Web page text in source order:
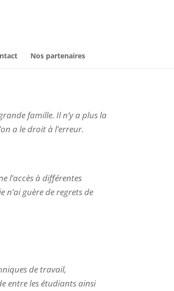
Nos partenaires
famille. Il n’y a plus la
a le droit à l’erreur.
l’accès à différentes
n’ai guère de regrets de
de travail,
entre les étudiants ainsi